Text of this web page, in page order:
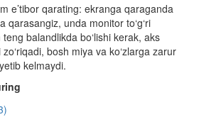
e’tibor qarating: ekranga qaraganda
qarasangiz, unda monitor to‘g‘ri
balandlikda bo‘lishi kerak, aks
bosh miya va ko‘zlarga zarur
kelmaydi.